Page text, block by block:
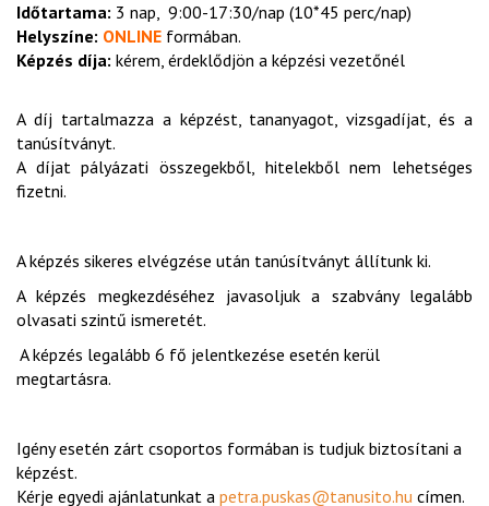
Időtartama: 3 nap, 9:00-17:30/nap (10*45 perc/nap)
Helyszíne: ONLINE formában.
Képzés díja: kérem, érdeklődjön a képzési vezetőnél
A díj tartalmazza a képzést, tananyagot, vizsgadíjat, és a
tanúsítványt.
A díjat pályázati összegekből, hitelekből nem lehetséges
fizetni.
A képzés sikeres elvégzése után tanúsítványt állítunk ki.
A képzés megkezdéséhez javasoljuk a szabvány legalább
olvasati szintű ismeretét.
A képzés legalább 6 fő jelentkezése esetén kerül
megtartásra.
Igény esetén zárt csoportos formában is tudjuk biztosítani a
képzést.
Kérje egyedi ajánlatunkat a petra.puskas@tanusito.hu címen.